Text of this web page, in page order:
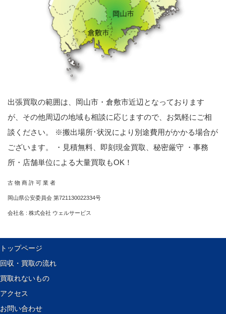
出張買取の範囲は、岡山市・倉敷市近辺となっております
が、その他周辺の地域も相談に応じますので、お気軽にご相
談ください。 ※搬出場所･状況により別途費用がかかる場合が
ございます。 ・見積無料、即刻現金買取、秘密厳守 ・事務
所・店舗単位による大量買取もOK！
古 物 商 許 可 業 者
岡山県公安委員会 第721130022334号
会社名 : 株式会社 ウェルサービス
トップページ
回収・買取の流れ
買取れないもの
アクセス
お問い合わせ